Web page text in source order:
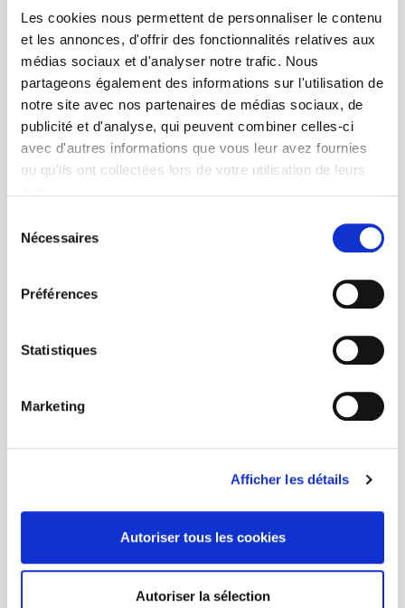
Les cookies nous permettent de personnaliser le contenu
et les annonces, d'offrir des fonctionnalités relatives aux
médias sociaux et d'analyser notre trafic. Nous
partageons également des informations sur l'utilisation de
notre site avec nos partenaires de médias sociaux, de
publicité et d'analyse, qui peuvent combiner celles-ci
avec d'autres informations que vous leur avez fournies
ou qu'ils ont collectées lors de votre utilisation de leurs
Nécessaires
Préférences
Statistiques
Marketing
Afficher les détails
Autoriser tous les cookies
Autoriser la sélection
Lire la newsletter
ECHO - Janvier 2023